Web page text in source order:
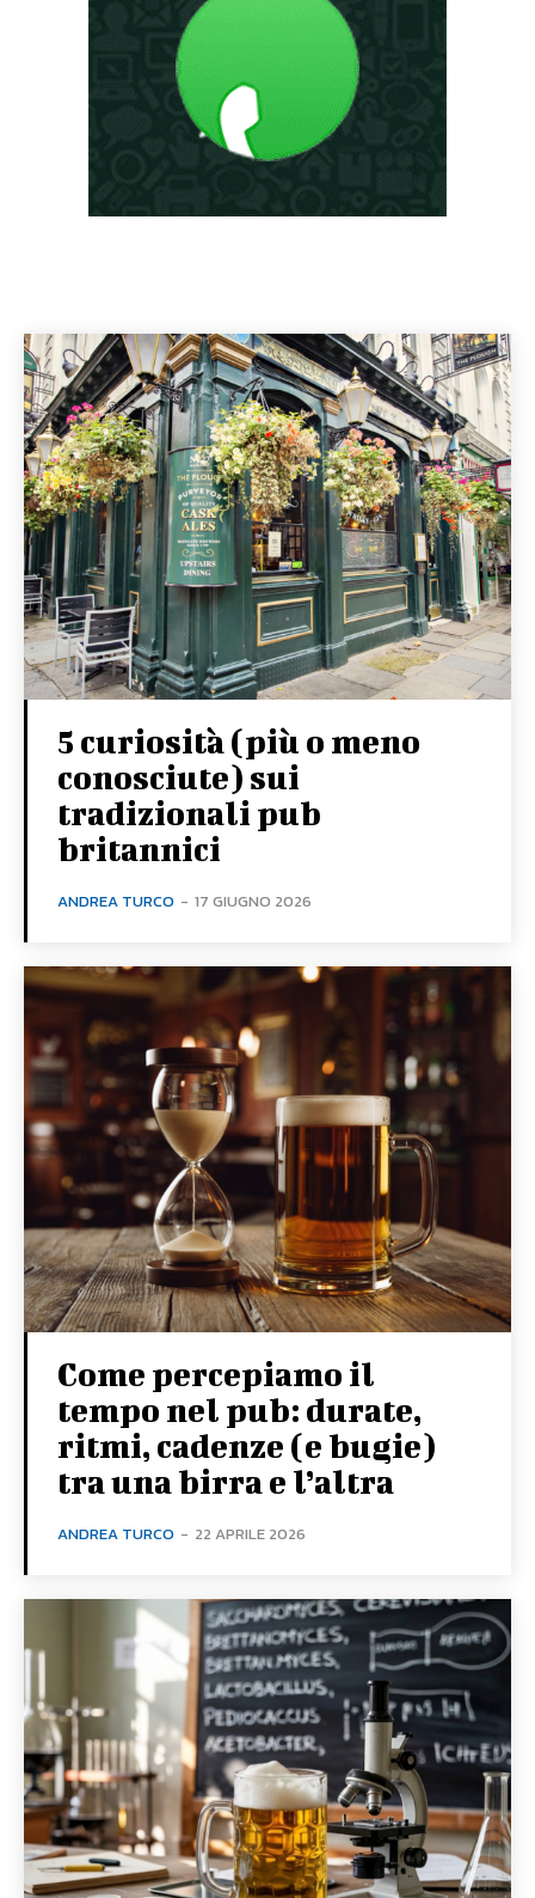
5 curiosità (più o meno
conosciute) sui
tradizionali pub
britannici
ANDREA TURCO - 17 GIUGNO 2026
Come percepiamo il
tempo nel pub: durate,
ritmi, cadenze (e bugie)
tra una birra e l’altra
ANDREA TURCO - 22 APRILE 2026